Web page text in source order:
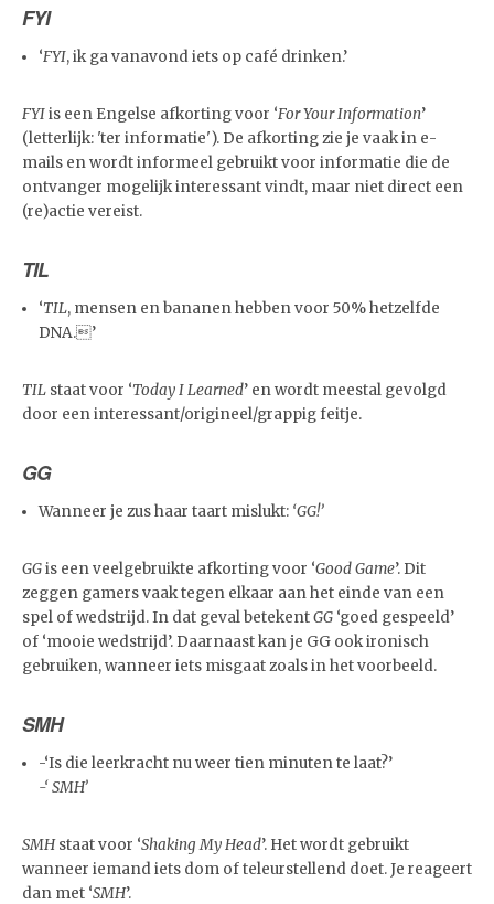
FYI
‘FYI, ik ga vanavond iets op café drinken.’
FYIis een Engelse afkorting voor ‘For Your Information’
(letterlijk: 'ter informatie'). De afkorting zie je vaak in e-
mails en wordt informeel gebruikt voor informatie die de
ontvanger mogelijk interessant vindt, maar niet direct een
(re)actie vereist.
TIL
‘TIL, mensen en bananen hebben voor 50% hetzelfde
DNA.’
TIL staat voor ‘Today I Learned’ en wordt meestal gevolgd
door een interessant/origineel/grappig feitje.
GG
Wanneer je zus haar taart mislukt: ‘GG!’
GGis een veelgebruikte afkorting voor ‘Good Game’. Dit
zeggen gamers vaak tegen elkaar aan het einde van een
spel of wedstrijd. In dat geval betekentGG ‘goed gespeeld’
of ‘mooie wedstrijd’. Daarnaast kan je GG ook ironisch
gebruiken, wanneer iets misgaat zoals in het voorbeeld.
SMH
-‘Is die leerkracht nu weer tien minuten te laat?’
-‘ SMH’
SMHstaat voor ‘Shaking My Head’. Het wordt gebruikt
wanneer iemand iets dom of teleurstellend doet. Je reageert
dan met ‘SMH’.